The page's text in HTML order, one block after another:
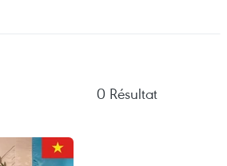
0 Résultat